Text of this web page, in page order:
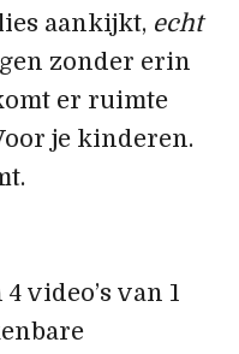
aankijkt, echt
zonder erin
er ruimte
je kinderen.
video’s van 1